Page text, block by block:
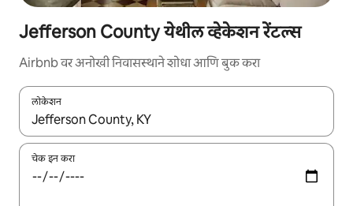
Jefferson County येथील व्हेकेशन रेंटल्स
Airbnb वर अनोखी निवासस्थाने शोधा आणि बुक करा
लोकेशन
जेव्हा परिणाम उपलब्ध असतील, तेव्हा वरच्या आणि खाली बाणांच्या किजसह
चेक इन करा